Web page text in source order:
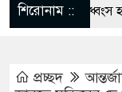
শিরোনাম ::
হামলায় ধ্বংস
ঘোষণা করল ১১ দল
প্রচ্ছদ